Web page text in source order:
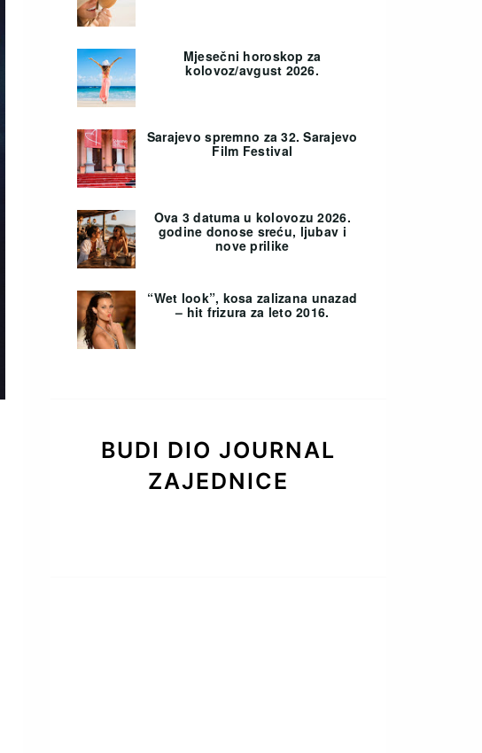
Mjesečni horoskop za
kolovoz/avgust 2026.
Sarajevo spremno za 32. Sarajevo
Film Festival
Ova 3 datuma u kolovozu 2026.
godine donose sreću, ljubav i
nove prilike
“Wet look”, kosa zalizana unazad
– hit frizura za leto 2016.
BUDI DIO JOURNAL
ZAJEDNICE